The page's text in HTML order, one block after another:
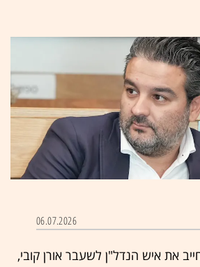
06.07.2026
את איש הנדל"ן לשעבר אורן קובי,